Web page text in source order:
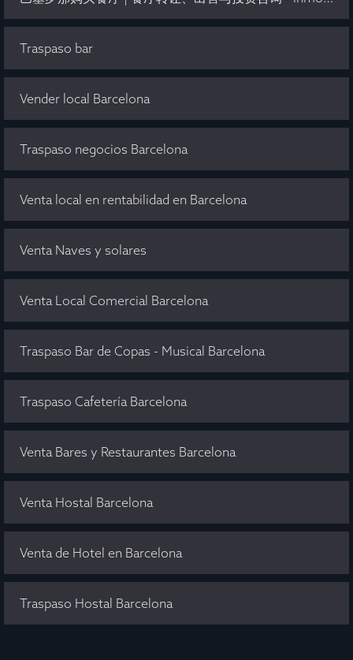
Traspaso bar
Vender local Barcelona
Traspaso negocios Barcelona
Venta local en rentabilidad en Barcelona
Venta Naves y solares
Venta Local Comercial Barcelona
Traspaso Bar de Copas - Musical Barcelona
Traspaso Cafetería Barcelona
Venta Bares y Restaurantes Barcelona
Venta Hostal Barcelona
Venta de Hotel en Barcelona
Traspaso Hostal Barcelona